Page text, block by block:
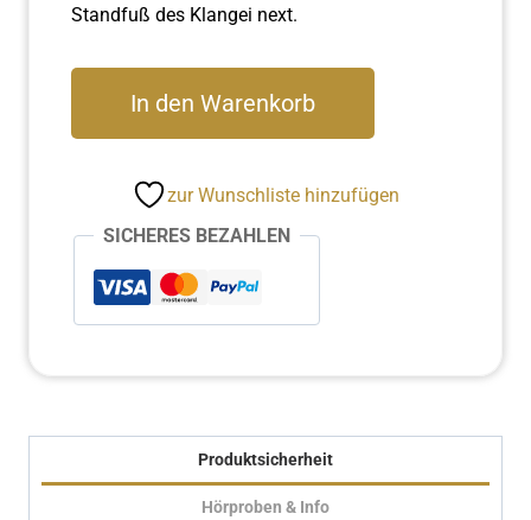
Standfuß des Klangei next.
Stück
In den Warenkorb
zur Wunschliste hinzufügen
SICHERES BEZAHLEN
Produktsicherheit
Hörproben & Info